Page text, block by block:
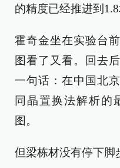
的精度已经推进到1.8
霍奇金坐在实验台
图看了又看。回去
一句话：在中国北
同晶置换法解析的
图。
但梁栋材没有停下脚